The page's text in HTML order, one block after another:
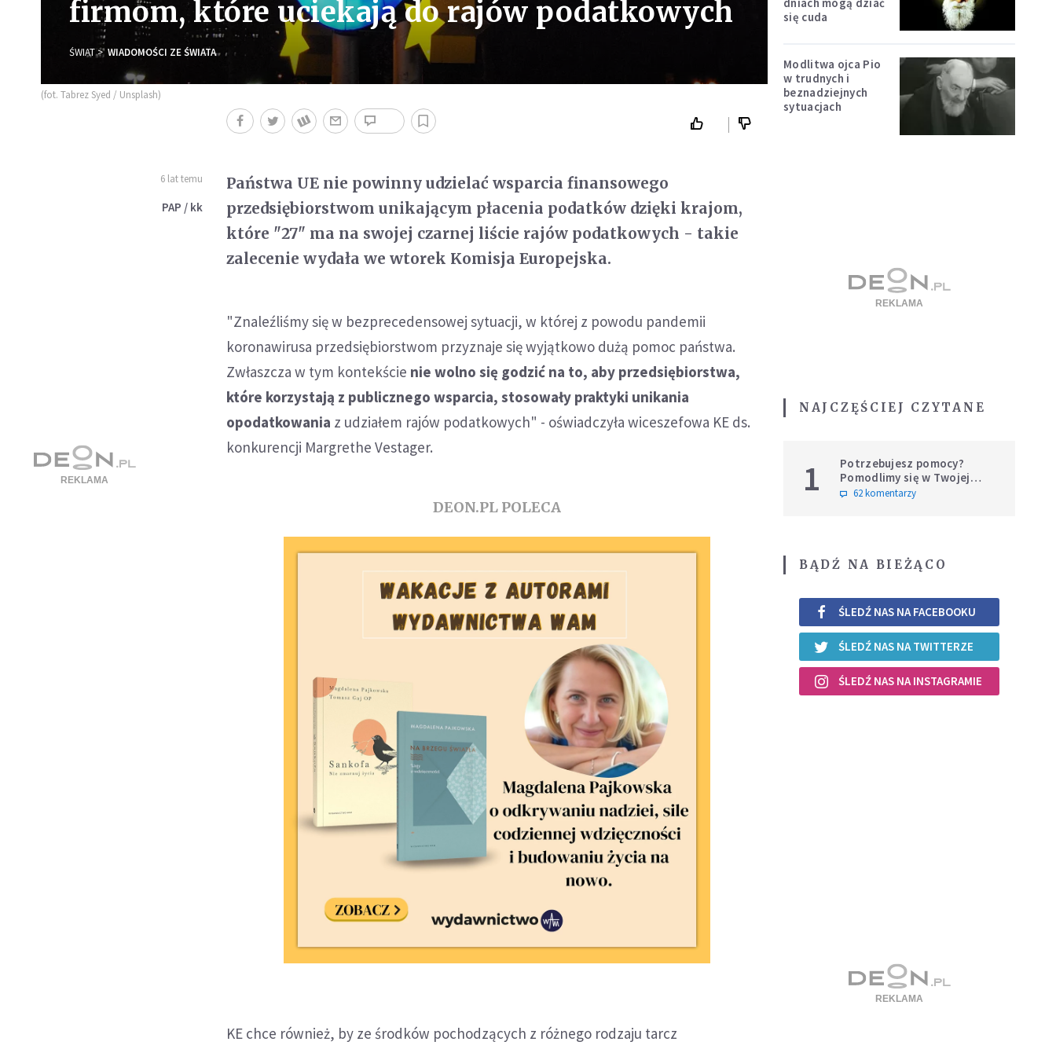
firmom, które uciekają do rajów podatkowych
ŚWIAT WIADOMOŚCI ZE ŚWIATA
(fot. Tabrez Syed / Unsplash)
6 lat temu
PAP / kk
Państwa UE nie powinny udzielać wsparcia finansowego
przedsiębiorstwom unikającym płacenia podatków dzięki krajom,
które "27" ma na swojej czarnej liście rajów podatkowych - takie
zalecenie wydała we wtorek Komisja Europejska.
"Znaleźliśmy się w bezprecedensowej sytuacji, w której z powodu pandemii
koronawirusa przedsiębiorstwom przyznaje się wyjątkowo dużą pomoc państwa.
Zwłaszcza w tym kontekście nie wolno się godzić na to, aby przedsiębiorstwa,
które korzystają z publicznego wsparcia, stosowały praktyki unikania
opodatkowania z udziałem rajów podatkowych" - oświadczyła wiceszefowa KE ds.
konkurencji Margrethe Vestager.
DEON.PL POLECA
KE chce również, by ze środków pochodzących z różnego rodzaju tarcz
się cuda
Modlitwa ojca Pio
w trudnych i
beznadziejnych
sytuacjach
NAJCZĘŚCIEJ CZYTANE
1
Potrzebujesz pomocy?
Pomodlimy się w Twojej
intencji
62 komentarzy
BĄDŹ NA BIEŻĄCO
ŚLEDŹ NAS NA FACEBOOKU
ŚLEDŹ NAS NA TWITTERZE
ŚLEDŹ NAS NA INSTAGRAMIE